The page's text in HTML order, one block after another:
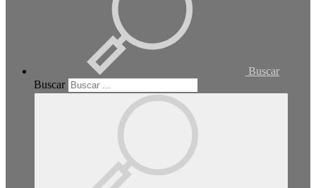
Buscar
Buscar